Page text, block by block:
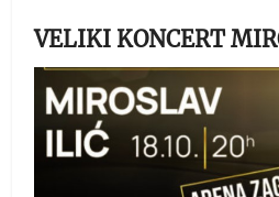
VELIKI KONCERT